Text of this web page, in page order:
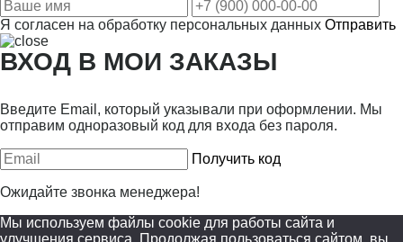
Я согласен на обработку персональных данных Отправить
ВХОД В МОИ ЗАКАЗЫ
Введите Email, который указывали при оформлении. Мы
отправим одноразовый код для входа без пароля.
Получить код
Ожидайте звонка менеджера!
Мы используем файлы cookie для работы сайта и
улучшения сервиса. Продолжая пользоваться сайтом, вы